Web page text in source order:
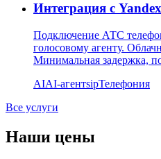
Интеграция с
Подключение АТС
голосовому агенту.
Минимальная задержка,
AIAI-агентsipТелефония
Все услуги
Наши цены